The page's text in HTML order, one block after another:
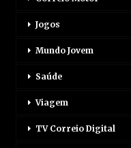
Jogos
Mundo Jovem
Saúde
Viagem
TV Correio Digital